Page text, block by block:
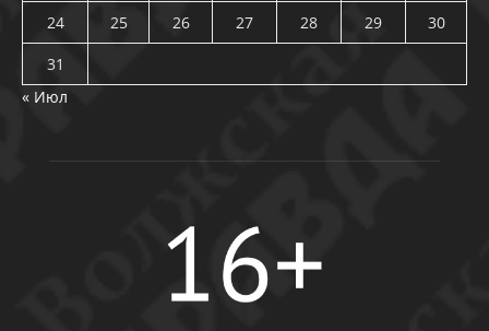
24
25 26 27 28 29
30
31
« Июл